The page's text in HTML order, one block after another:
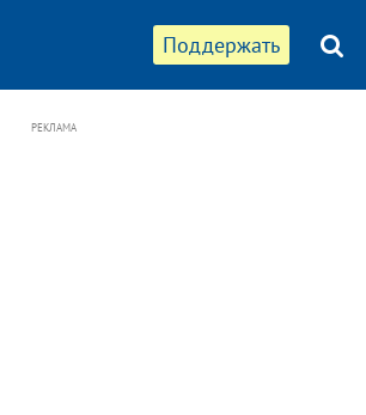
Поддержать
РЕКЛАМА